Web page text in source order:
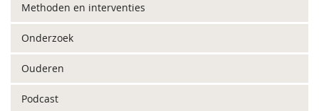
Methoden en interventies
Onderzoek
Ouderen
Podcast